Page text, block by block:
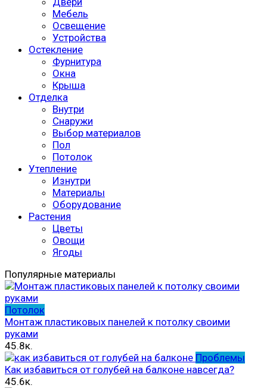
Мебель
Освещение
Устройства
Остекление
Фурнитура
Окна
Крыша
Отделка
Внутри
Снаружи
Выбор материалов
Пол
Потолок
Утепление
Изнутри
Материалы
Оборудование
Растения
Цветы
Овощи
Ягоды
Популярные материалы
Потолок
Монтаж пластиковых панелей к потолку своими
руками
45.8к.
Проблемы
Как избавиться от голубей на балконе навсегда?
45.6к.